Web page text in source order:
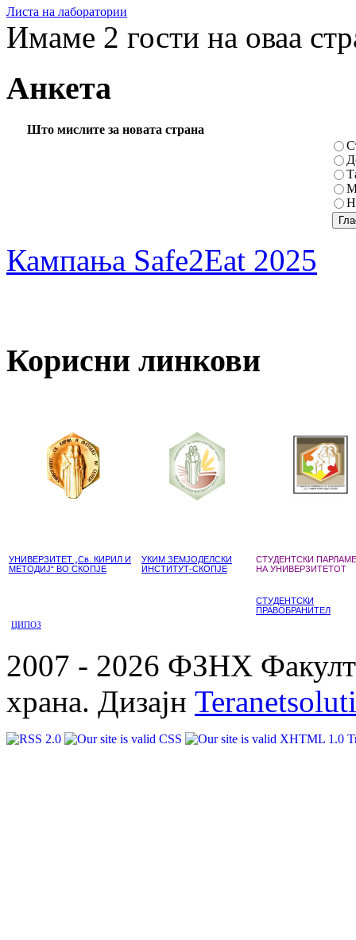
Листа на лаборатории
Имаме 2 гости на оваа
Анкета
Што мислите за новата страна
Кампања Safe2Eat 2025
Корисни линкови
УНИВЕРЗИТЕТ „Св. КИРИЛ И
МЕТОДИЈ“ ВО СКОПЈЕ
УКИМ ЗЕМЈОДЕЛСКИ
ИНСТИТУТ-СКОПЈЕ
СТУДЕНТСКИ
НА УНИВЕРЗИТЕТОТ
СТУДЕНТСКИ
ПРАВОБРАНИТЕЛ
ЦИПОЗ
2007 - 2026 ФЗНХ
храна. Дизајн